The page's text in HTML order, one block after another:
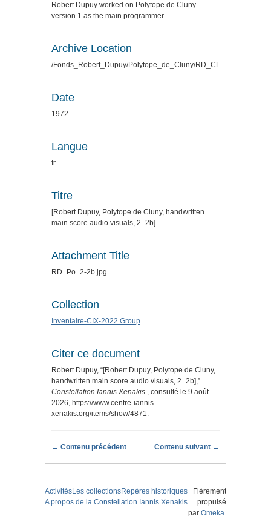
Robert Dupuy worked on Polytope de Cluny
version 1 as the main programmer.
Archive Location
/Fonds_Robert_Dupuy/Polytope_de_Cluny/
Date
1972
Langue
fr
Titre
[Robert Dupuy, Polytope de Cluny, handwritten
main score audio visuals, 2_2b]
Attachment Title
RD_Po_2-2b.jpg
Collection
Inventaire-CIX-2022 Group
Citer ce document
Robert Dupuy, “[Robert Dupuy, Polytope de Cluny,
handwritten main score audio visuals, 2_2b],”
Constellation Iannis Xenakis., consulté le 9 août
2026, https://www.centre-iannis-
xenakis.org/items/show/4871.
← Contenu précédent Contenu suivant →
ActivitésLes collectionsRepères historiques
A propos de la Constellation Iannis Xenakis
Fièrement
propulsé
par Omeka.